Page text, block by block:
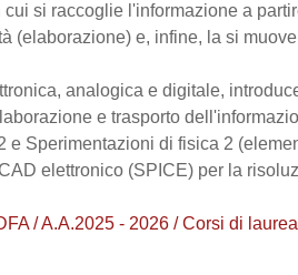
si raccoglie l'informazione a
(elaborazione) e, infine, la si
analogica e digitale,
e trasporto
e Sperimentazioni di fisica 2
elettronico (SPICE) per la
/ A.A.2025 - 2026 / Corsi di